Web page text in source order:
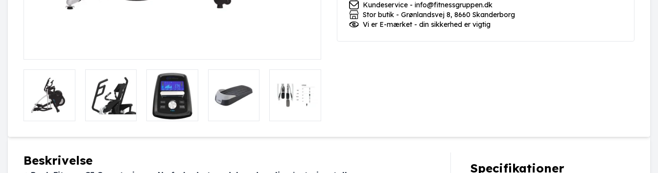
Kundeservice - info@fitnessgruppen.dk
Stor butik - Grønlandsvej 8, 8660 Skanderborg
Vi er E-mærket - din sikkerhed er vigtig
Beskrivelse
Specifikationer